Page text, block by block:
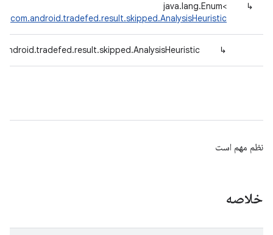
↳
java.lang.Enum<
com.android.tradefed.result.skipped.AnalysisHeuristic
↳
نظم مهم است
خلاصه